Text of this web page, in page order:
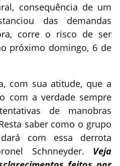
consequência de um
das demandas
corre o risco de ser
próximo domingo, 6 de
com sua atitude, que a
com a verdade sempre
de manobras
saber como o grupo
com essa derrota
Schnneyder. Veja